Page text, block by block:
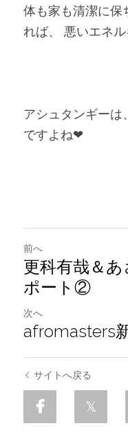
体も家も清潔に保
れば、 悪いエネル
アシュタンギーは
ですよね❤︎
前へ
更科有哉＆
ポート②
次へ
afromasters
サイトへ戻る